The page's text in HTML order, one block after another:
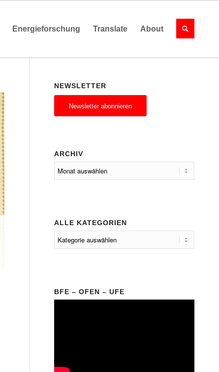
Energieforschung Translate About
NEWSLETTER
Newsletter abonnieren
ARCHIV
ALLE KATEGORIEN
BFE – OFEN – UFE